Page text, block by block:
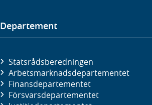
Departement
Statsrådsberedningen
Arbetsmarknads­departementet
Finans­departementet
Försvars­departementet